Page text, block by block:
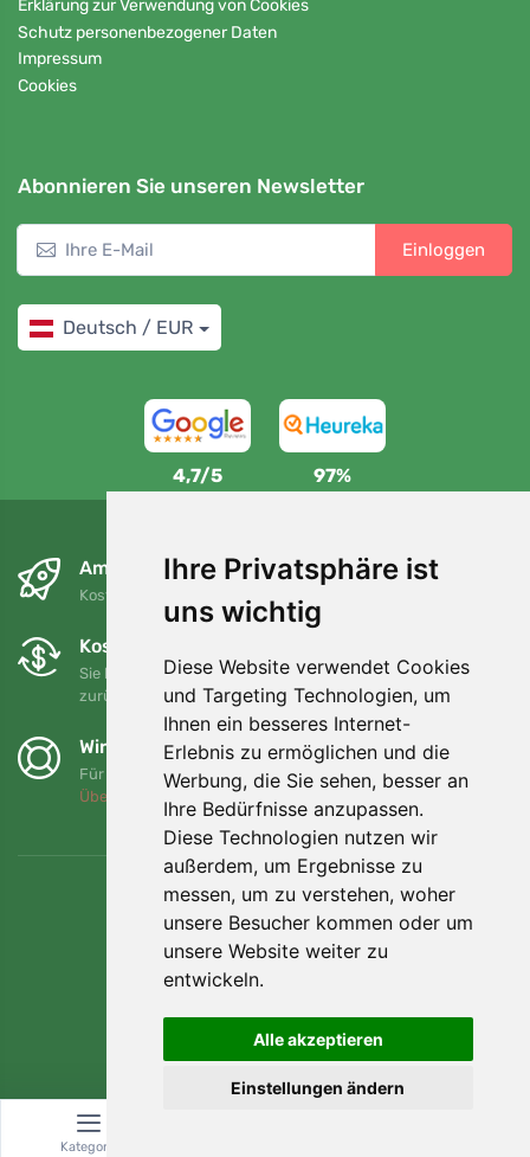
Ihre Privatsphäre ist
uns wichtig
Diese Website verwendet Cookies
und Targeting Technologien, um
Ihnen ein besseres Internet-
Erlebnis zu ermöglichen und die
Werbung, die Sie sehen, besser an
Ihre Bedürfnisse anzupassen.
Diese Technologien nutzen wir
außerdem, um Ergebnisse zu
messen, um zu verstehen, woher
unsere Besucher kommen oder um
unsere Website weiter zu
entwickeln.
Alle akzeptieren
Einstellungen ändern
Erklärung zur Verwendung von Cookies
Schutz personenbezogener Daten
Impressum
Cookies
Abonnieren Sie unseren Newsletter
Einloggen
Deutsch / EUR
4,7/5 97%
Am nächsten Tag und kostenlos
Kostenloser Versand für Bestellungen über 80 EUR
Kostenloser Umtausch und Rückgabe
Sie können Ihre Bestellung jederzeit innerhalb von 90 Tagen
zurückgeben oder umtauschen.
Wir unterstützen Trees.org
Für jede Bestellung pflanzen wir einen Baum! Mehr lesen
Über uns
Kategorie